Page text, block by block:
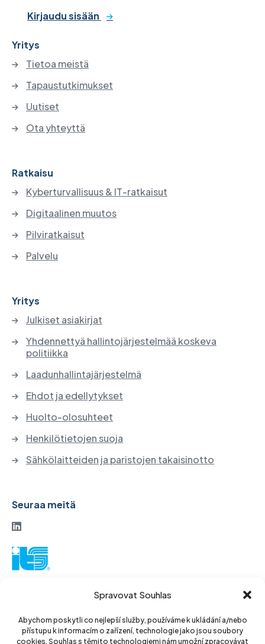
Spravovat Souhlas
Abychom poskytli co nejlepší služby, používáme k ukládání a/nebo
přístupu k informacím o zařízení, technologie jako jsou soubory
cookies. Souhlas s těmito technologiemi nám umožní zpracovávat
Kirjaudu sisään
Yritys
Tietoa meistä
Tapaustutkimukset
Uutiset
Ota yhteyttä
Ratkaisu
Kyberturvallisuus & IT-ratkaisut
Digitaalinen muutos
Pilviratkaisut
Palvelu
Yritys
Julkiset asiakirjat
Yhdennettyä hallintojärjestelmää koskeva
politiikka
Laadunhallintajärjestelmä
Ehdot ja edellytykset
Huolto-olosuhteet
Henkilötietojen suoja
Sähkölaitteiden ja paristojen takaisinotto
Seuraa meitä
130 52 Praha 3
Tšekin tasavalta